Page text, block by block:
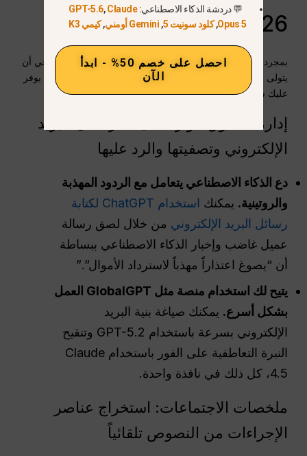
2026؟
بمجرد تعيين القواعد الخاصة بك، يمكن لمساعد الذكاء الاصطناعي أن
يتولى على الفور الأجزاء الأكثر تكراراً ومللاً من يوم عملك، مما يوفر
عليك ساعات من الكتابة اليدوية.
إدارة صندوق الوارد: صياغة رسائل البريد
الإلكتروني وتصفيتها والرد عليها
دع الذكاء الاصطناعي يتعامل مع الردود المهذبة
والروتينية. يمكنك
استخدام ChatGPT لكتابة
رسائل البريد الإلكتروني من خلال لصق رسالة
عميل غاضب وإخبار الذكاء الاصطناعي ببساطة
أن “يصوغ اعتذاراً مهذباً لاسترداد الأموال”.”
يتيح لك استخدام منصة مثل GlobalGPT العمل
بشكل أسرع. يمكنك صياغة بنية البريد
الإلكتروني بسرعة باستخدام GPT-5.2 وتنقيح
النبرة التعاطفية على الفور باستخدام Claude
4.5، كل ذلك في نافذة واحدة.
ملخصات الاجتماعات: استخراج عناصر
الإجراءات من النصوص تلقائياً
💬 دردشة الذكاء الاصطناعي: GPT-5.6,Claude
Opus 5
,كلود سونيت 5 , Gemini أومني ,كيمي K3
احصل على خصم 50% - ابدأ
الآن